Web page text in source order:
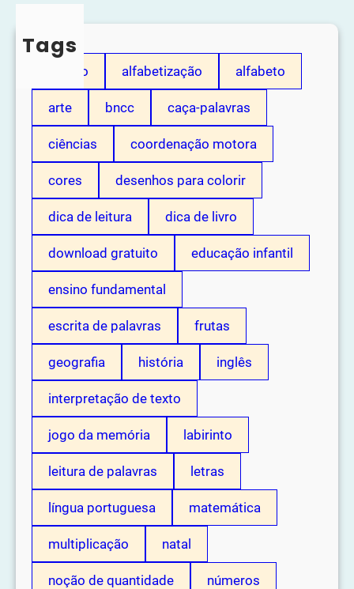
Tags
adição alfabetização alfabeto
arte bncc caça-palavras
ciências coordenação motora
cores desenhos para colorir
dica de leitura dica de livro
download gratuito educação infantil
ensino fundamental
escrita de palavras frutas
geografia história inglês
interpretação de texto
jogo da memória labirinto
leitura de palavras letras
língua portuguesa matemática
multiplicação natal
noção de quantidade números